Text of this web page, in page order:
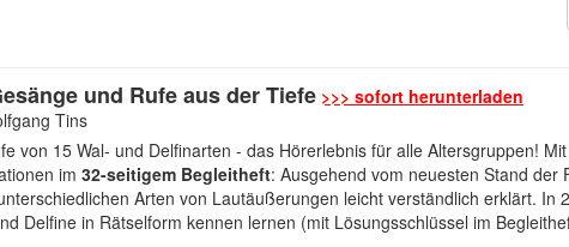
und Rufe aus der Tiefe >>> sofort herunterladen
Tins
von 15 Wal- und Delfinarten - das Hörerlebnis für alle Altersgruppen!
im 32-seitigem Begleitheft: Ausgehend vom neuesten Stand der
Arten von Lautäußerungen leicht verständlich erklärt. In
Delfine in Rätselform kennen lernen (mit Lösungsschlüssel im